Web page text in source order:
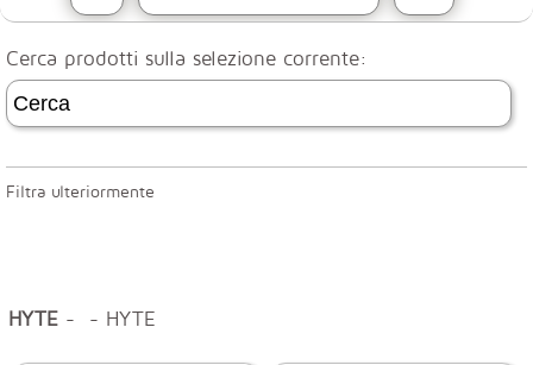
Cerca prodotti sulla selezione corrente:
Filtra ulteriormente
HYTE - - HYTE